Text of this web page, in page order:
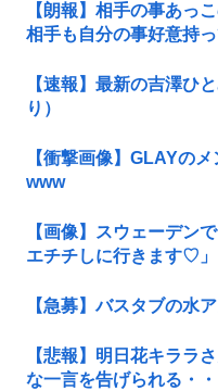
【朗報】相手の事あっ
相手も自分の事好意持
【速報】最新の吉澤ひ
り）
【衝撃画像】GLAYの
www
【画像】スウェーデン
エチチしに行きます♡
【急募】バスタブの水
【悲報】明日花キララ
な一言を告げられる・・